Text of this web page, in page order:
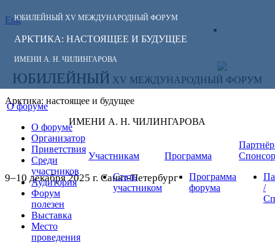
ЮБИЛЕЙНЫЙ XV МЕЖДУНАРОДНЫЙ ФОРУМ
АРКТИКА: НАСТОЯЩЕЕ И БУДУЩЕЕ
ИМЕНИ А. Н. ЧИЛИНГАРОВА
Eng
СЛЕДИТЕ ЗА
НОВОСТЯМИ
ФОРУМА:
ЮБИЛЕЙНЫЙ XV МЕЖДУНАРОДНЫЙ ФОРУМ
Арктика: настоящее и будущее
ИМЕНИ А. Н. ЧИЛИНГАРОВА
9–10 декабря 2025 г. Санкт-Петербург
О форуме
О форуме
Организатор
Приветствия
Среди
участников
Аудитория
Форум
полезен
Выставка
Место
проведения
Участникам
Стать
участником
Программа
Программа
форума
/